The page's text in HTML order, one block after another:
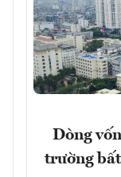
Dòng
trường